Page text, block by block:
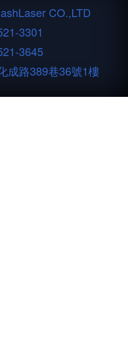
CO.,LTD
3301
3645
路389巷36號1樓